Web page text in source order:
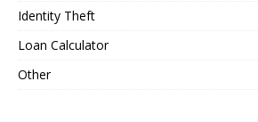
Identity Theft
Loan Calculator
Other